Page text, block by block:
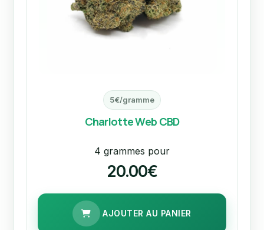
5€/gramme
Charlotte Web CBD
4 grammes pour
20.00€
AJOUTER AU PANIER